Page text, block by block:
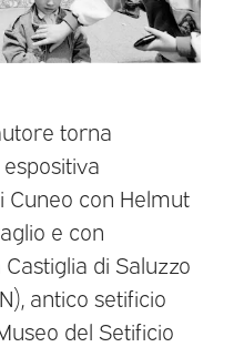
torna
Cuneo con Helmut
e con
di Saluzzo
antico setificio
del Setificio